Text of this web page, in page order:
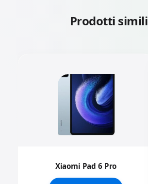
Prodotti simili
Xiaomi Pad 6 Pro